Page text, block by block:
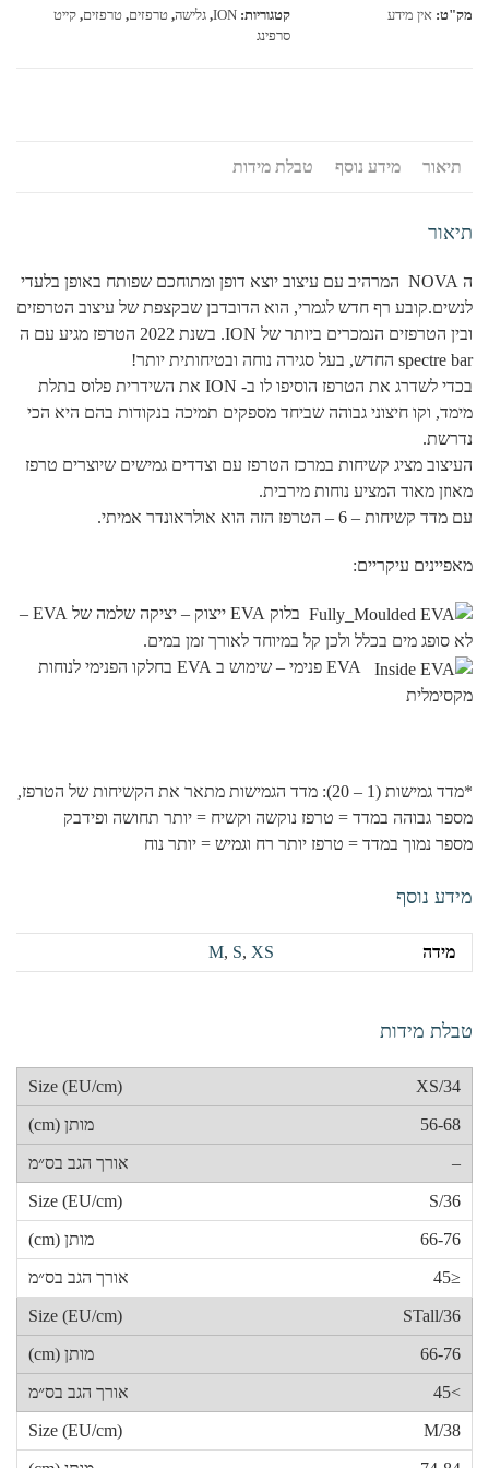
NOVA
מק"ט: אין מידע קטגוריות:ION
,גלישה, טרפזים, טרפזים,קייט
סרפינג
תיאור מידע נוסף טבלת מידות
תיאור
ה NOVA המרהיב עם עיצוב יוצא דופן ומתוחכם שפותח באופן בלעדי
לנשים.קובע רף חדש לגמרי, הוא הדובדבן שבקצפת של עיצוב הטרפזים
ובין הטרפזים הנמכרים ביותר של ION. בשנת 2022 הטרפז מגיע עם ה
spectre bar החדש, בעל סגירה נוחה ובטיחותית יותר!
בכדי לשדרג את הטרפז הוסיפו לו ב- ION את השידרית פלוס בתלת
מימד, וקו חיצוני גבוהה שביחד מספקים תמיכה בנקודות בהם היא הכי
נדרשת.
העיצוב מציג קשיחות במרכז הטרפז עם וצדדים גמישים שיוצרים טרפז
מאוזן מאוד המציע נוחות מירבית.
עם מדד קשיחות – 6 – הטרפז הזה הוא אולראונדר אמיתי.
מאפיינים עיקריים:
בלוק EVA ייצוק – יציקה שלמה של EVA –
לא סופג מים בכלל ולכן קל במיוחד לאורך זמן במים.
EVA פנימי – שימוש ב EVA בחלקו הפנימי לנוחות
מקסימלית
*מדד גמישות (1 – 20): מדד הגמישות מתאר את הקשיחות של הטרפז,
מספר גבוהה במדד = טרפז נוקשה וקשיח = יותר תחושה ופידבק
מספר נמוך במדד = טרפז יותר רח וגמיש = יותר נוח
מידע נוסף
מידה M, S, XS
טבלת מידות
34/XS
56-68
–
36/S
66-76
≤45
36/STall
66-76
>45
38/M